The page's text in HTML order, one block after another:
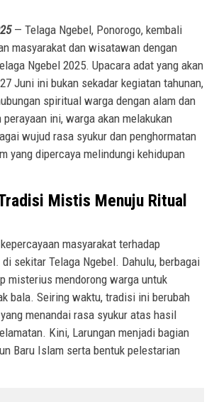
— Telaga Ngebel, Ponorogo, kembali
masyarakat dan wisatawan dengan
Ngebel 2025. Upacara adat yang akan
Juni ini bukan sekadar kegiatan tahunan,
spiritual warga dengan alam dan
ini, warga akan melakukan
wujud rasa syukur dan penghormatan
yang dipercaya melindungi kehidupan
Mistis Menuju Ritual
masyarakat terhadap
sekitar Telaga Ngebel. Dahulu, berbagai
misterius mendorong warga untuk
bala. Seiring waktu, tradisi ini berubah
menandai rasa syukur atas hasil
Kini, Larungan menjadi bagian
Baru Islam serta bentuk pelestarian